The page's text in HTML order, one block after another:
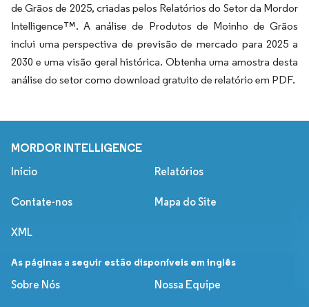
de Grãos de 2025, criadas pelos Relatórios do Setor da Mordor
Intelligence™. A análise de Produtos de Moinho de Grãos
inclui uma perspectiva de previsão de mercado para 2025 a
2030 e uma visão geral histórica. Obtenha uma amostra desta
análise do setor como download gratuito de relatório em PDF.
MORDOR INTELLIGENCE
Início Relatórios
Contate-nos Mapa do Site
XML
As páginas a seguir estão disponíveis em inglês
Sobre Nós
Nossa Equipe